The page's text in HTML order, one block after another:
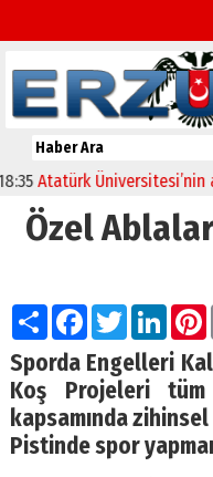
Atatürk Üniversitesi’nin
Özel
PaylaşFacebook
Twitter
Sporda Engelleri
Koş Projeleri tüm
kapsamında
Pistinde spor